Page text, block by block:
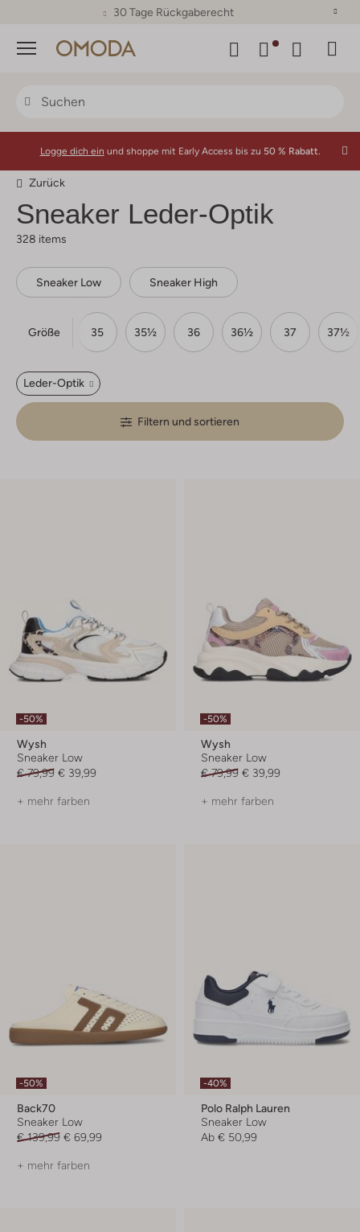
30 Tage Rückgaberecht
Menü
Logge dich ein und shoppe mit Early Access bis zu 50 % Rabatt.
Zurück
Sneaker Leder-Optik
328 items
Sneaker Low Sneaker High
Größe
34½ 35 35½ 36 36½ 37 37½
Leder-Optik
Filtern und sortieren
-50%
Wysh
Sneaker Low
€ 79,99 € 39,99
+ mehr farben
-50%
Wysh
Sneaker Low
€ 79,99 € 39,99
+ mehr farben
-50%
Back70
Sneaker Low
€ 139,99 € 69,99
+ mehr farben
-40%
Polo Ralph Lauren
Sneaker Low
Ab € 50,99